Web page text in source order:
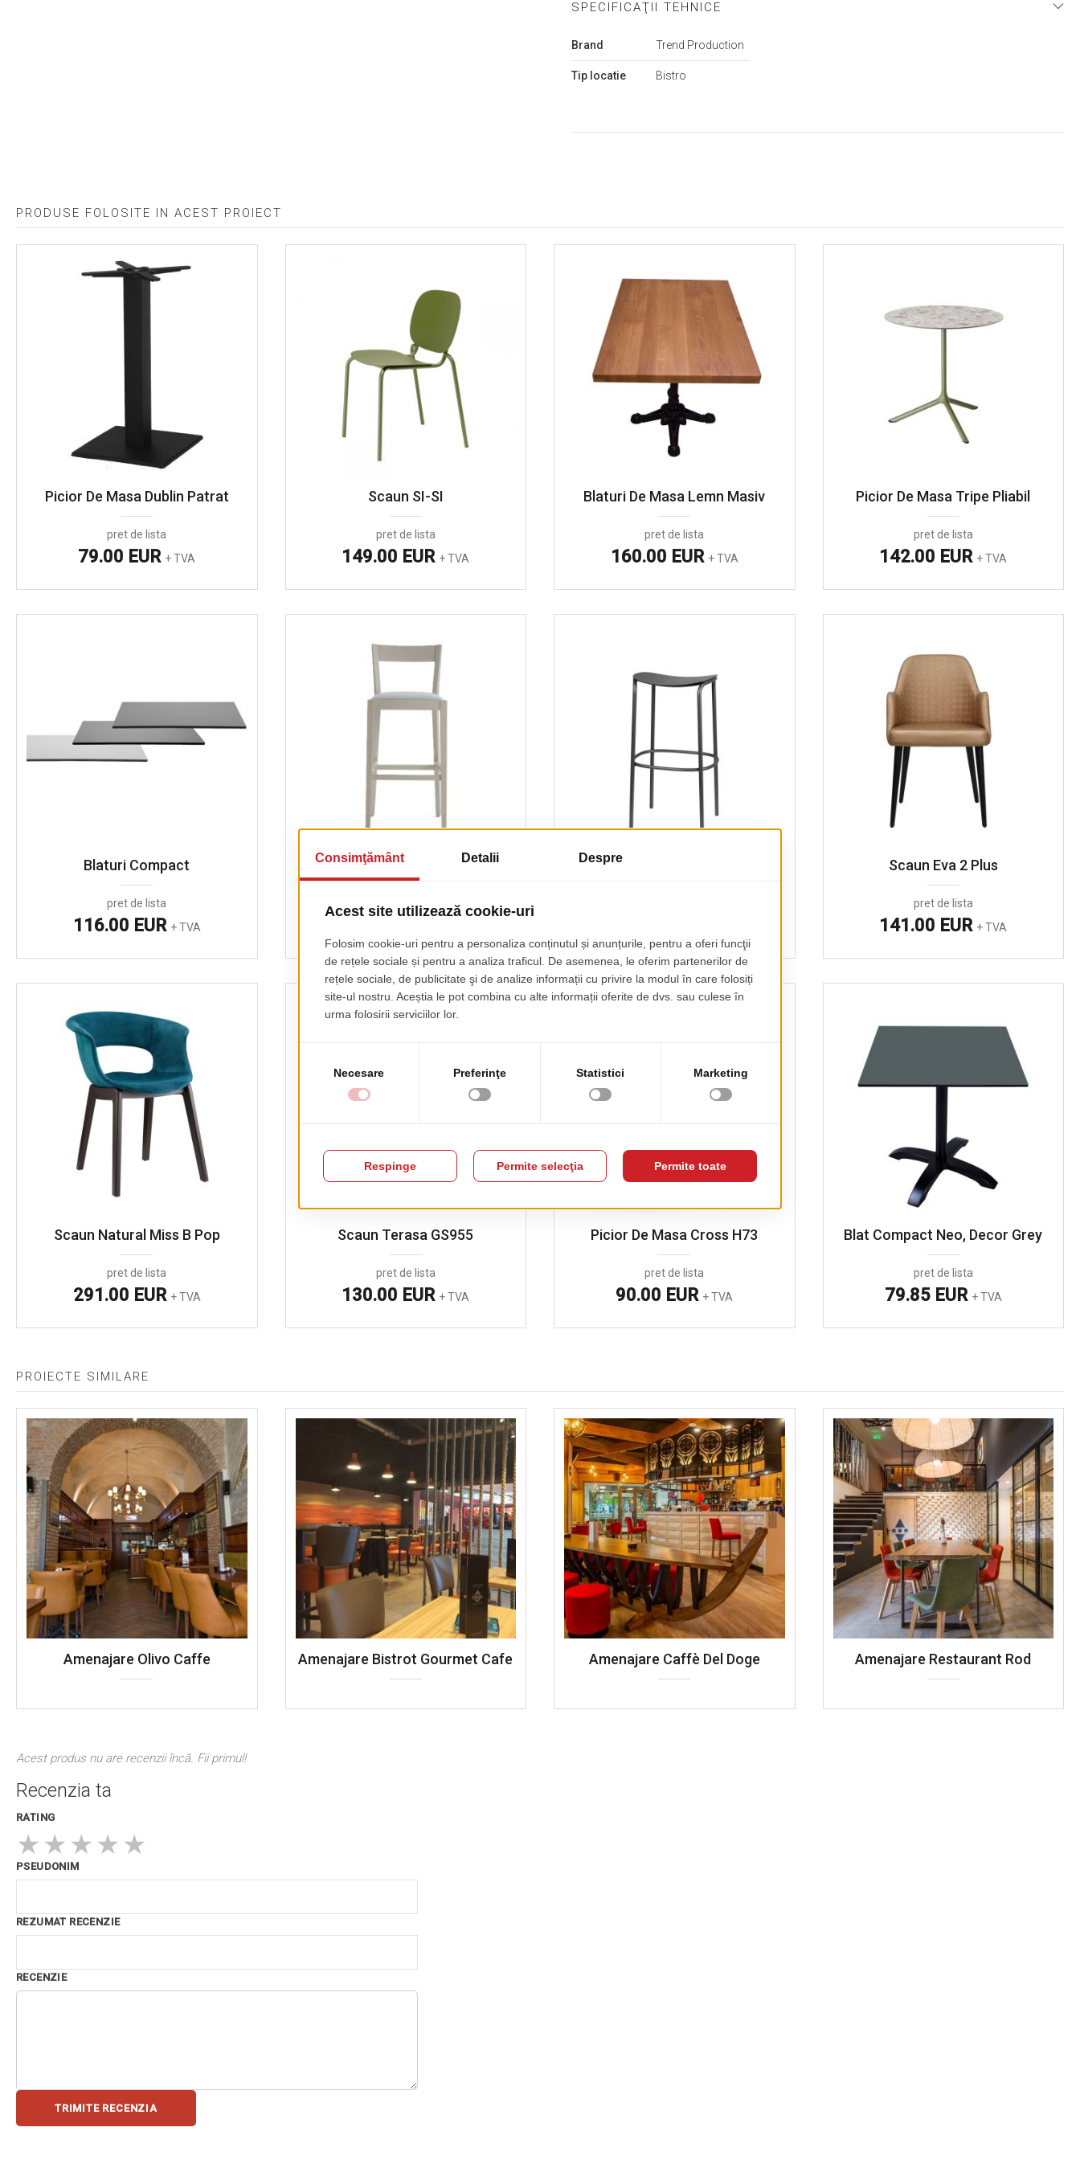
SPECIFICAŢII TEHNICE
Mai
informații
Brand Trend Production
Tip locatie Bistro
PRODUSE FOLOSITE IN ACEST PROIECT
Picior De Masa Dublin Patrat
pret de lista
79.00 EUR + TVA
Scaun SI-SI
pret de lista
149.00 EUR + TVA
Blaturi De Masa Lemn Masiv
pret de lista
160.00 EUR + TVA
Picior De Masa Tripe Pliabil
pret de lista
142.00 EUR + TVA
Blaturi Compact
pret de lista
116.00 EUR + TVA
Scaun Silla 472 AI Tapitat
pret de lista
Scaun Eva 2 Plus
pret de lista
141.00 EUR + TVA
Scaun Natural Miss B Pop
pret de lista
291.00 EUR + TVA
Scaun Terasa GS955
pret de lista
130.00 EUR + TVA
Picior De Masa Cross H73
pret de lista
90.00 EUR + TVA
Blat Compact Neo, Decor Grey
pret de lista
79.85 EUR + TVA
PROIECTE SIMILARE
Amenajare Olivo Caffe Amenajare Bistrot Gourmet Cafe Amenajare Caffè Del Doge Amenajare Restaurant Rod
Acest produs nu are recenzii încă. Fii primul!
Recenzia ta
RATING
★ ★ ★ ★ ★
PSEUDONIM
REZUMAT RECENZIE
RECENZIE
TRIMITE RECENZIA